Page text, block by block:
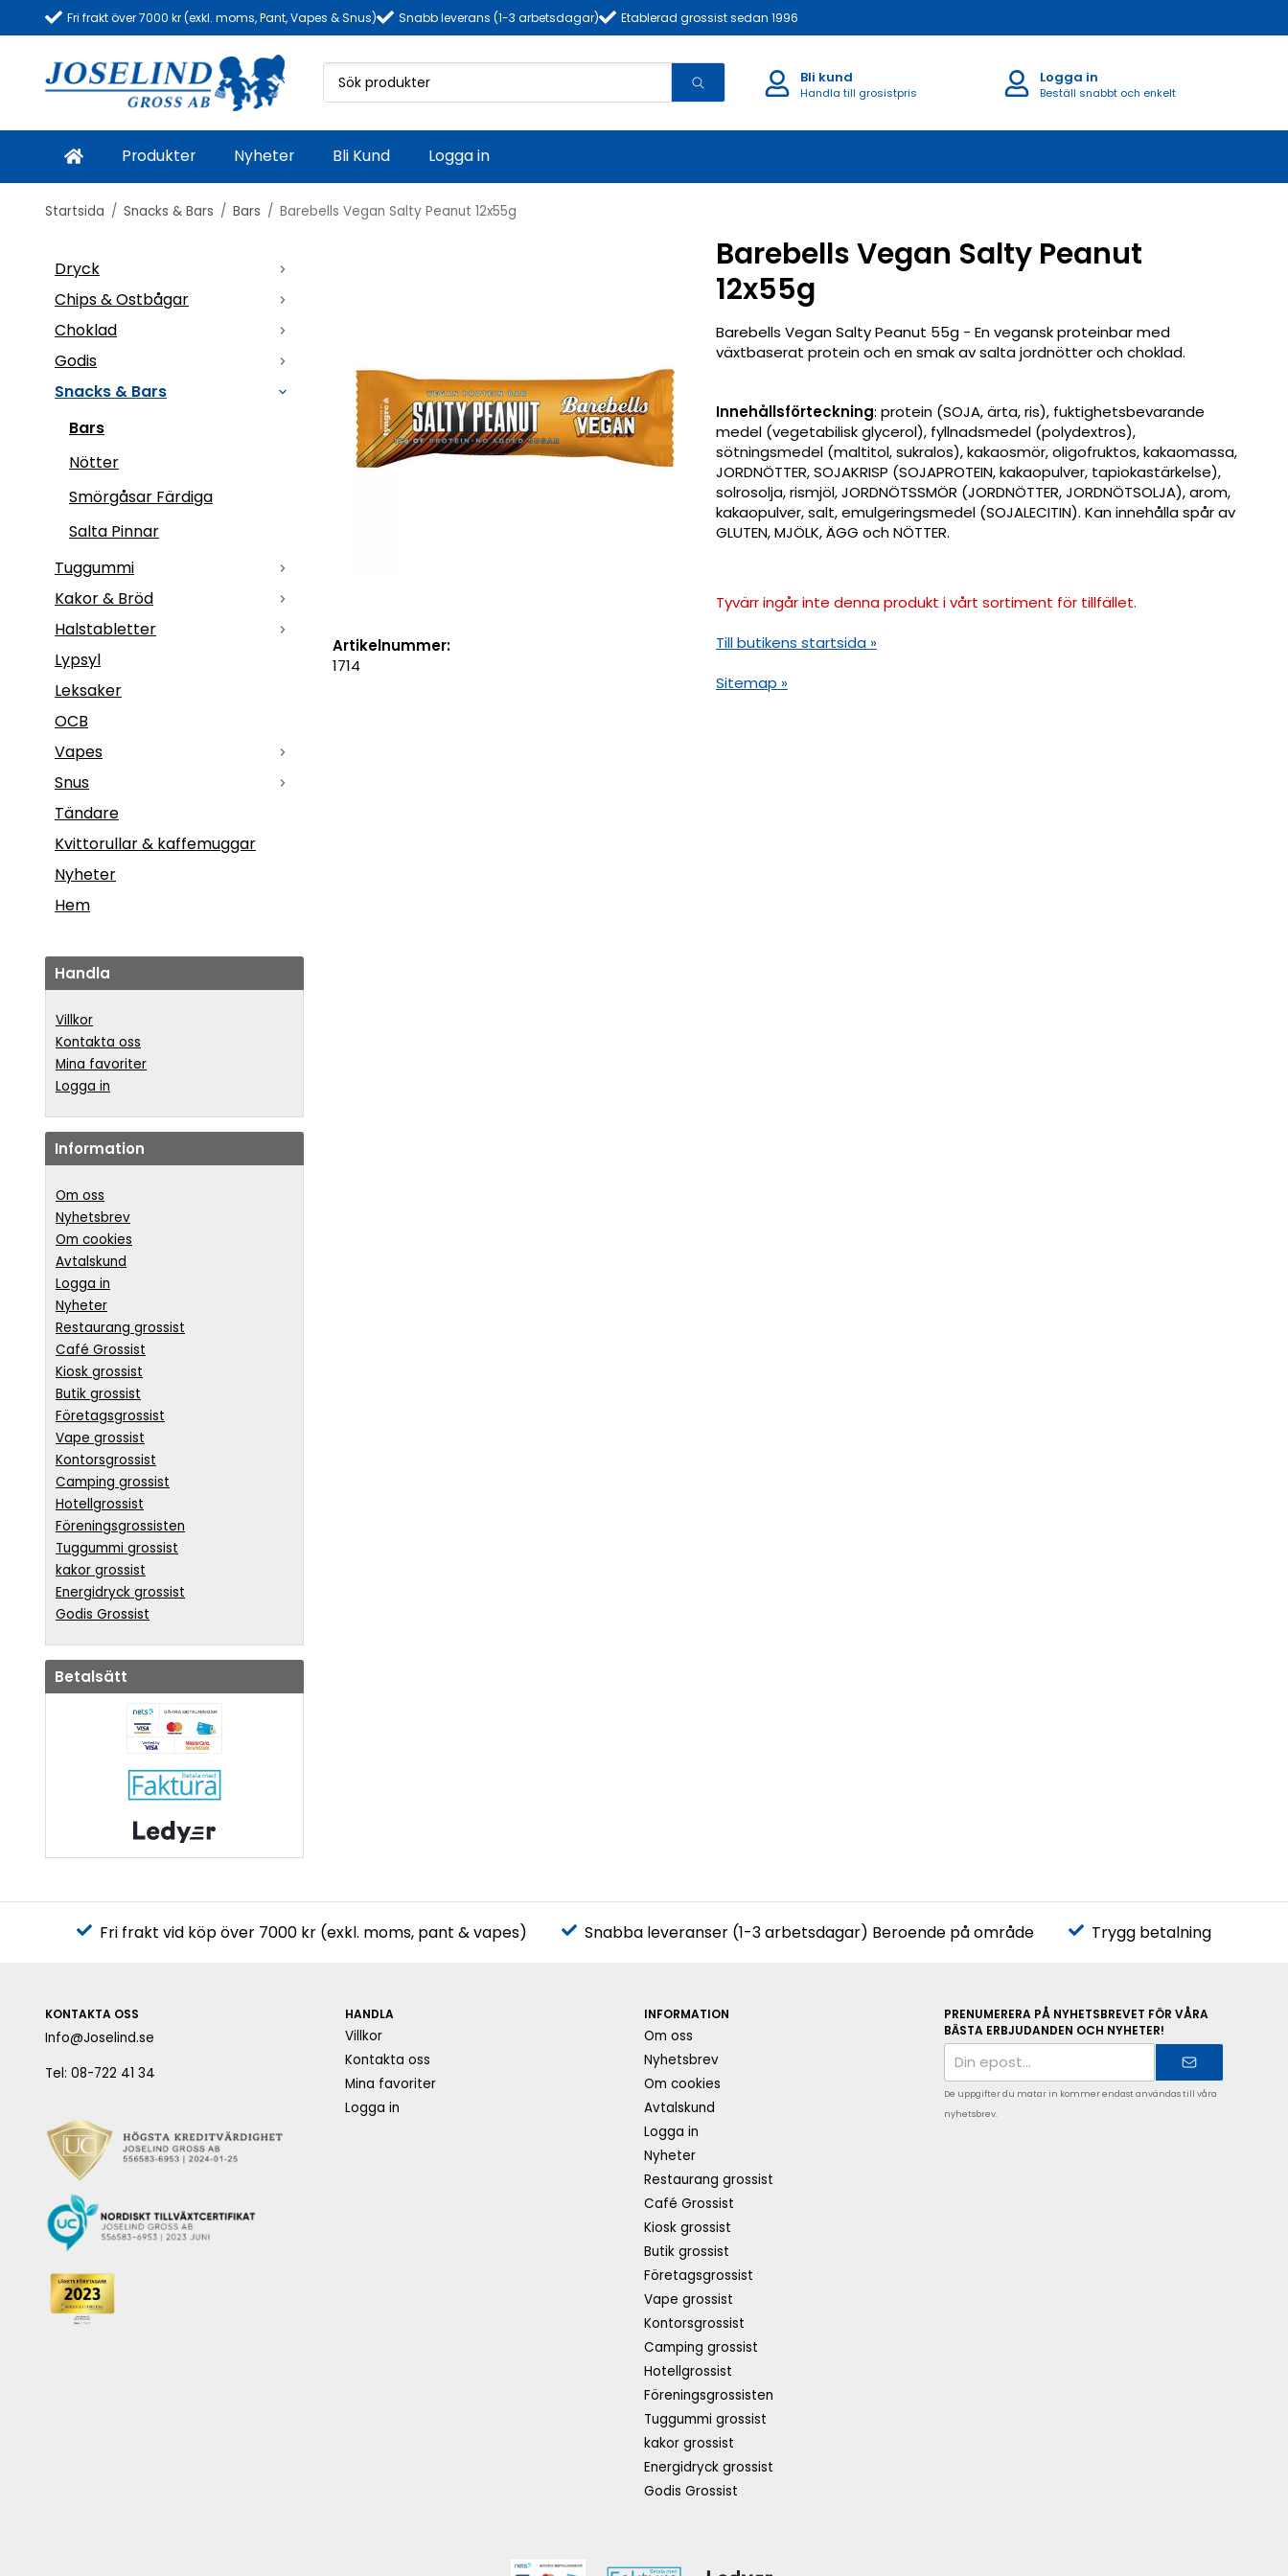
Fri frakt över 7000 kr (exkl. moms, Pant, Vapes & Snus) Snabb leverans (1-3 arbetsdagar) Etablerad grossist sedan 1996
Bli kund
Handla till grosistpris
Logga in
Beställ snabbt och enkelt
Produkter Nyheter Bli Kund Logga in
Startsida / Snacks & Bars / Bars / Barebells Vegan Salty Peanut 12x55g
Dryck
Chips & Ostbågar
Choklad
Godis
Snacks & Bars
Bars
Nötter
Smörgåsar Färdiga
Salta Pinnar
Tuggummi
Kakor & Bröd
Halstabletter
Lypsyl
Leksaker
OCB
Vapes
Snus
Tändare
Kvittorullar & kaffemuggar
Nyheter
Hem
Handla
Villkor
Kontakta oss
Mina favoriter
Logga in
Information
Om oss
Nyhetsbrev
Om cookies
Avtalskund
Logga in
Nyheter
Restaurang grossist
Café Grossist
Kiosk grossist
Butik grossist
Företagsgrossist
Vape grossist
Kontorsgrossist
Camping grossist
Hotellgrossist
Föreningsgrossisten
Tuggummi grossist
kakor grossist
Energidryck grossist
Godis Grossist
Betalsätt
Barebells Vegan Salty Peanut
12x55g
Barebells Vegan Salty Peanut 55g - En vegansk proteinbar med
växtbaserat protein och en smak av salta jordnötter och choklad.
Innehållsförteckning: protein (SOJA, ärta, ris), fuktighetsbevarande
medel (vegetabilisk glycerol), fyllnadsmedel (polydextros),
sötningsmedel (maltitol, sukralos), kakaosmör, oligofruktos, kakaomassa,
JORDNÖTTER, SOJAKRISP (SOJAPROTEIN, kakaopulver, tapiokastärkelse),
solrosolja, rismjöl, JORDNÖTSSMÖR (JORDNÖTTER, JORDNÖTSOLJA), arom,
kakaopulver, salt, emulgeringsmedel (SOJALECITIN). Kan innehålla spår av
GLUTEN, MJÖLK, ÄGG och NÖTTER.
Tyvärr ingår inte denna produkt i vårt sortiment för tillfället.
Till butikens startsida »
Sitemap »
Artikelnummer:
1714
Fri frakt vid köp över 7000 kr (exkl. moms, pant & vapes) Snabba leveranser (1-3 arbetsdagar) Beroende på område Trygg betalning
KONTAKTA OSS
Info@Joselind.se
Tel: 08-722 41 34
HANDLA
Villkor
Kontakta oss
Mina favoriter
Logga in
INFORMATION
Om oss
Nyhetsbrev
Om cookies
Avtalskund
Logga in
Nyheter
Restaurang grossist
Café Grossist
Kiosk grossist
Butik grossist
Företagsgrossist
Vape grossist
Kontorsgrossist
Camping grossist
Hotellgrossist
Föreningsgrossisten
Tuggummi grossist
kakor grossist
Energidryck grossist
Godis Grossist
PRENUMERERA PÅ NYHETSBREVET FÖR VÅRA
BÄSTA ERBJUDANDEN OCH NYHETER!
E-
postadress
De uppgifter du matar in kommer endast användas till våra
nyhetsbrev.